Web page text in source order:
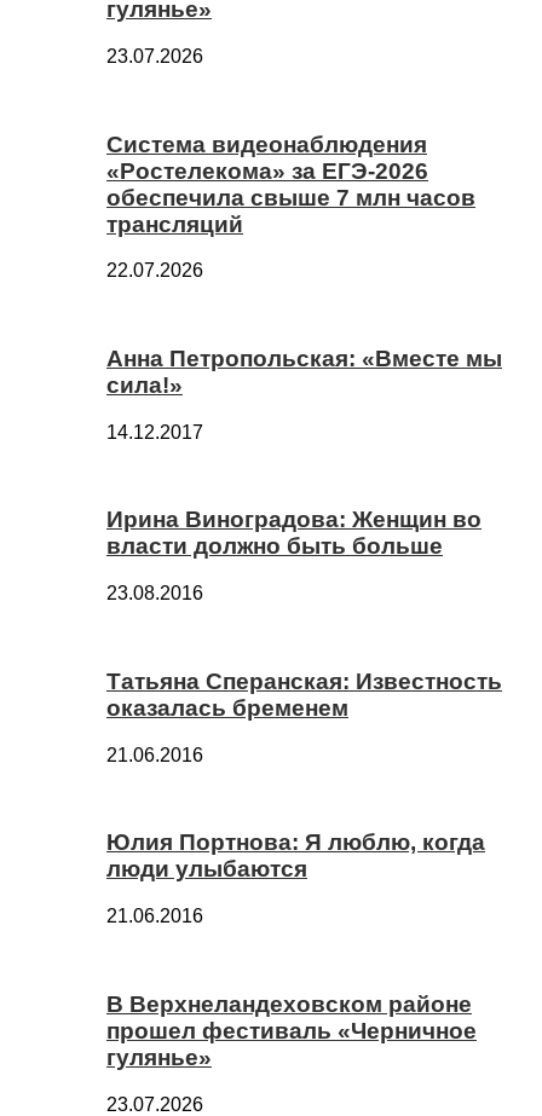
гулянье»
23.07.2026
Система видеонаблюдения
«Ростелекома» за ЕГЭ-2026
обеспечила свыше 7 млн часов
трансляций
22.07.2026
Анна Петропольская: «Вместе мы
сила!»
14.12.2017
Ирина Виноградова: Женщин во
власти должно быть больше
23.08.2016
Татьяна Сперанская: Известность
оказалась бременем
21.06.2016
Юлия Портнова: Я люблю, когда
люди улыбаются
21.06.2016
В Верхнеландеховском районе
прошел фестиваль «Черничное
гулянье»
23.07.2026